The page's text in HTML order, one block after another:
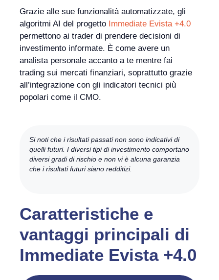
Grazie alle sue funzionalità automatizzate, gli
algoritmi AI del progetto Immediate Evista +4.0
permettono ai trader di prendere decisioni di
investimento informate. È come avere un
analista personale accanto a te mentre fai
trading sui mercati finanziari, soprattutto grazie
all’integrazione con gli indicatori tecnici più
popolari come il CMO.
Si noti che i risultati passati non sono indicativi di
quelli futuri. I diversi tipi di investimento comportano
diversi gradi di rischio e non vi è alcuna garanzia
che i risultati futuri siano redditizi.
Caratteristiche e
vantaggi principali di
Immediate Evista +4.0